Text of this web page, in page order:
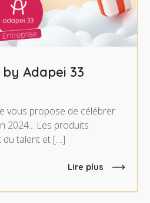
Adapei 33
vous propose de célébrer
2024... Les produits
du talent et […]
Lire plus